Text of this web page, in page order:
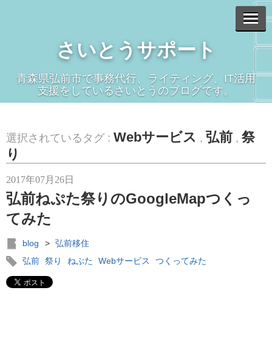
さいとうサポート
青森県弘前市で事務代行、ライティング、IT活用
支援をしているさいとうのブログです。
選択されているタグ : Webサービス , 弘前 , 祭
り
2017年07月26日
弘前ねぷた祭りのGoogleMapつくっ
てみた
blog > 弘前移住
弘前 祭り ねぷた Webサービス つくってみた